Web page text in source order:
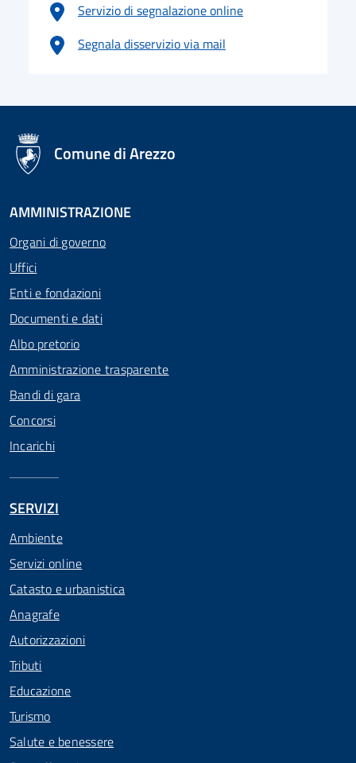
Servizio di segnalazione online
Segnala disservizio via mail
logo Unione Europea
Comune di Arezzo
AMMINISTRAZIONE
Organi di governo
Uffici
Enti e fondazioni
Documenti e dati
Albo pretorio
Amministrazione trasparente
Bandi di gara
Concorsi
Incarichi
SERVIZI
Ambiente
Servizi online
Catasto e urbanistica
Anagrafe
Autorizzazioni
Tributi
Educazione
Turismo
Salute e benessere